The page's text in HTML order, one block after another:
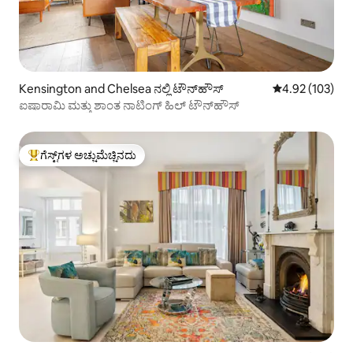
Kensington and Chelsea ನಲ್ಲಿ ಟೌನ್‌ಹೌಸ್ 5 ರಲ್ಲಿ 4.92
4.92 (103)
ಐಷಾರಾಮಿ ಮತ್ತು ಶಾಂತ ನಾಟಿಂಗ್ ಹಿಲ್ ಟೌನ್‌ಹೌಸ್
ಗೆಸ್ಟ್‌ಗಳಿಗೆ ಅತಿ ಹೆಚ್ಚು ಅಚ್ಚುಮೆಚ್ಚಿನದು
ಗೆಸ್ಟ್‌ಗಳ ಅಚ್ಚುಮೆಚ್ಚಿನದು